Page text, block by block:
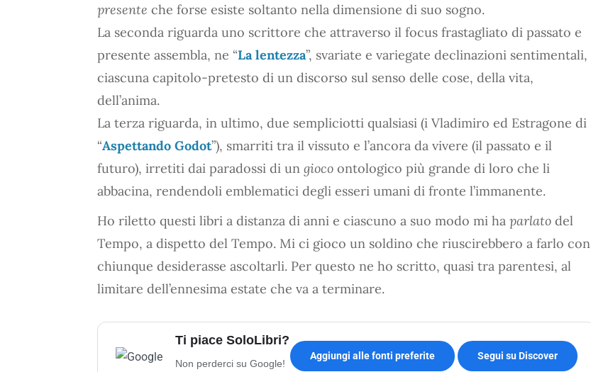
presente che forse esiste soltanto nella dimensione di suo sogno.
La seconda riguarda uno scrittore che attraverso il focus frastagliato di passato e
presente assembla, ne “La lentezza”, svariate e variegate declinazioni sentimentali,
ciascuna capitolo-pretesto di un discorso sul senso delle cose, della vita,
dell’anima.
La terza riguarda, in ultimo, due sempliciotti qualsiasi (i Vladimiro ed Estragone di
“Aspettando Godot”), smarriti tra il vissuto e l’ancora da vivere (il passato e il
futuro), irretiti dai paradossi di un gioco ontologico più grande di loro che li
abbacina, rendendoli emblematici degli esseri umani di fronte l’immanente.
Ho riletto questi libri a distanza di anni e ciascuno a suo modo mi ha parlato del
Tempo, a dispetto del Tempo. Mi ci gioco un soldino che riuscirebbero a farlo con
chiunque desiderasse ascoltarli. Per questo ne ho scritto, quasi tra parentesi, al
limitare dell’ennesima estate che va a terminare.
Ti piace SoloLibri?
Non perderci su Google!
Aggiungi alle fonti preferite Segui su Discover